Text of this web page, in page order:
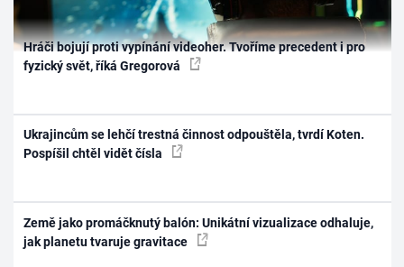
Hráči bojují proti vypínání videoher. Tvoříme precedent i pro
fyzický svět, říká Gregorová
Ukrajincům se lehčí trestná činnost odpouštěla, tvrdí Koten.
Pospíšil chtěl vidět čísla
Země jako promáčknutý balón: Unikátní vizualizace odhaluje,
jak planetu tvaruje gravitace